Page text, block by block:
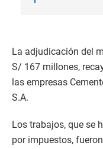
La adjudicación del
S/ 167 millones,
las empresas
S.A.
Los trabajos, que se
por impuestos,